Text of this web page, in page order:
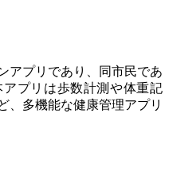
アプリであり、同市民であ
プリは歩数計測や体重記
、多機能な健康管理アプリ